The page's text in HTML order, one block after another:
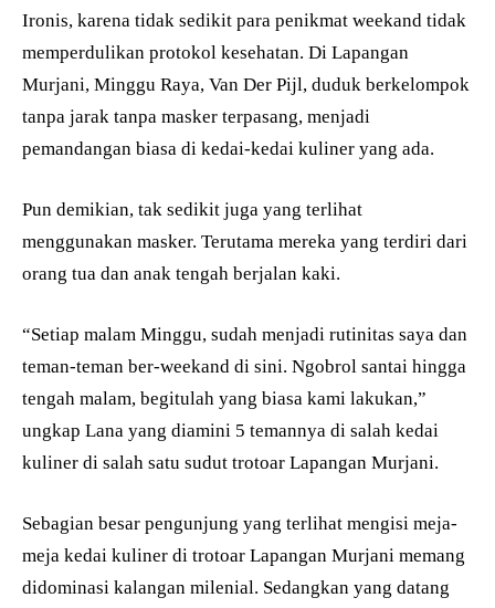
Ironis, karena tidak sedikit para penikmat weekand tidak
memperdulikan protokol kesehatan. Di Lapangan
Murjani, Minggu Raya, Van Der Pijl, duduk berkelompok
tanpa jarak tanpa masker terpasang, menjadi
pemandangan biasa di kedai-kedai kuliner yang ada.
Pun demikian, tak sedikit juga yang terlihat
menggunakan masker. Terutama mereka yang terdiri dari
orang tua dan anak tengah berjalan kaki.
“Setiap malam Minggu, sudah menjadi rutinitas saya dan
teman-teman ber-weekand di sini. Ngobrol santai hingga
tengah malam, begitulah yang biasa kami lakukan,”
ungkap Lana yang diamini 5 temannya di salah kedai
kuliner di salah satu sudut trotoar Lapangan Murjani.
Sebagian besar pengunjung yang terlihat mengisi meja-
meja kedai kuliner di trotoar Lapangan Murjani memang
didominasi kalangan milenial. Sedangkan yang datang